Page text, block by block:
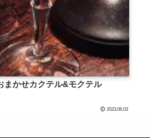
まかせカクテル&モクテル
2023.06.03